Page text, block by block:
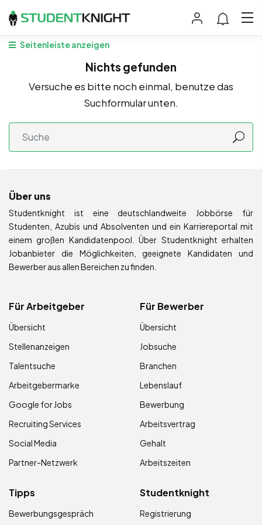
Seitenleiste anzeigen
Nichts gefunden
Versuche es bitte noch einmal, benutze das
Suchformular unten.
Über uns
Studentknight ist eine deutschlandweite Jobbörse für
Studenten, Azubis und Absolventen und ein Karriereportal mit
einem großen Kandidatenpool. Über Studentknight erhalten
Jobanbieter die Möglichkeiten, geeignete Kandidaten und
Bewerber aus allen Bereichen zu finden.
Für Arbeitgeber
Übersicht
Stellenanzeigen
Talentsuche
Arbeitgebermarke
Google for Jobs
Recruiting Services
Social Media
Partner-Netzwerk
Für Bewerber
Übersicht
Jobsuche
Branchen
Lebenslauf
Bewerbung
Arbeitsvertrag
Gehalt
Arbeitszeiten
Tipps
Bewerbungsgespräch
Studentknight
Registrierung